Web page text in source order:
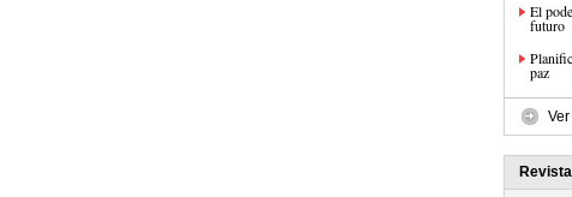
El
futuro
paz
Revista